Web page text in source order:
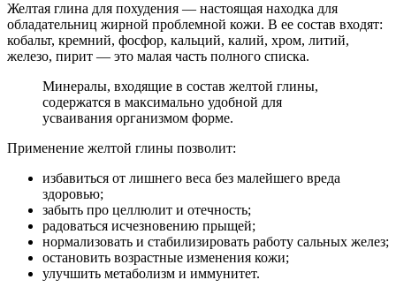
Желтая глина для похудения — настоящая находка для
обладательниц жирной проблемной кожи. В ее состав входят:
кобальт, кремний, фосфор, кальций, калий, хром, литий,
железо, пирит — это малая часть полного списка.
Минералы, входящие в состав желтой глины,
содержатся в максимально удобной для
усваивания организмом форме.
Применение желтой глины позволит:
избавиться от лишнего веса без малейшего вреда
здоровью;
забыть про целлюлит и отечность;
радоваться исчезновению прыщей;
нормализовать и стабилизировать работу сальных желез;
остановить возрастные изменения кожи;
улучшить метаболизм и иммунитет.